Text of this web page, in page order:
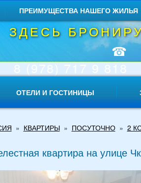
ПРЕИМУЩЕСТВА НАШЕГО ЖИЛЬЯ
ЗДЕСЬ
☎
8 (978) 717 9 818
ОТЕЛИ И ГОСТИНИЦЫ
» КВАРТИРЫ » ПОСУТОЧНО » 2
квартира на улице